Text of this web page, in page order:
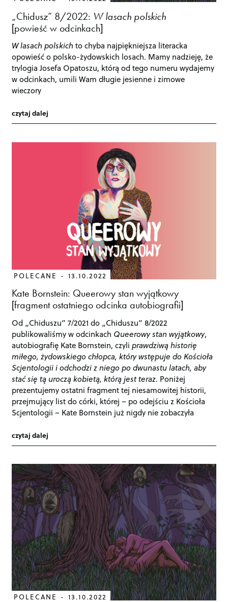
„Chidusz” 8/2022: W lasach polskich
[powieść w odcinkach]
W lasach polskich to chyba najpiękniejsza literacka
opowieść o polsko-żydowskich losach. Mamy nadzieję, że
trylogia Josefa Opatoszu, którą od tego numeru wydajemy
w odcinkach, umili Wam długie jesienne i zimowe
wieczory
czytaj dalej
POLECANE 13.10.2022
Kate Bornstein: Queerowy stan wyjątkowy
[fragment ostatniego odcinka autobiografii]
Od „Chiduszu” 7/2021 do „Chiduszu” 8/2022
publikowaliśmy w odcinkach Queerowy stan wyjątkowy,
autobiografię Kate Bornstein, czyliprawdziwą historię
miłego, żydowskiego chłopca, który wstępuje do Kościoła
Scjentologii i odchodzi z niego po dwunastu latach, aby
stać się tą uroczą kobietą, którą jest teraz. Poniżej
prezentujemy ostatni fragment tej niesamowitej historii,
przejmujący list do córki, której – po odejściu z Kościoła
Scjentologii – Kate Bornstein już nigdy nie zobaczyła
czytaj dalej
POLECANE 13.10.2022